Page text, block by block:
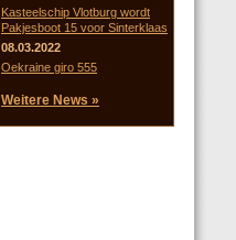
Kasteelschip Vlotburg wordt
Pakjesboot 15 voor Sinterklaas
08.03.2022
Oekraine giro 555
Weitere News »